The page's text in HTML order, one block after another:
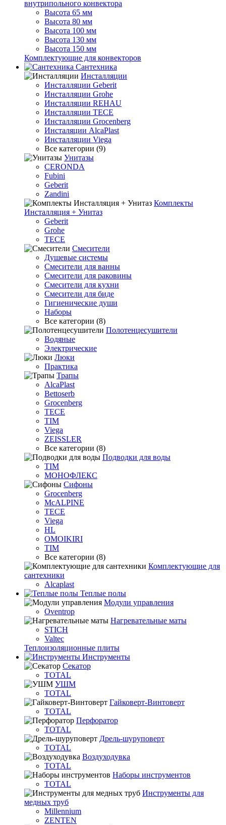
внутрипольного конвектора
Высота 65 мм
Высота 80 мм
Высота 100 мм
Высота 130 мм
Высота 150 мм
Комплектующие для конвекторов
Сантехника
Инсталляции
Инсталляции Geberit
Инсталляции Grohe
Инсталляции REHAU
Инсталляции TECE
Инсталляции Grocenberg
Инсталяции AlcaPlast
Инсталляции Viega
Все категории (9)
Унитазы
CERONDA
Fubini
Geberit
Zandini
Комплекты
Инсталляция + Унитаз
Geberit
Grohe
TECE
Смесители
Душевые системы
Смесители для ванны
Смесители для раковины
Смесители для кухни
Смесители для биде
Гигиенические души
Наборы
Все категории (8)
Полотенцесушители
Водяные
Электрические
Люки
Практика
Трапы
AlcaPlast
Bettoserb
Grocenberg
TECE
TIM
Viega
ZEISSLER
Все категории (8)
Подводки для воды
TIM
МОНОФЛЕКС
Сифоны
Grocenberg
McALPINE
TECE
Viega
HL
OMOIKIRI
TIM
Все категории (8)
Комплектующие для
сантехники
Alcaplast
Теплые полы
Модули управления
Oventrop
Нагревательные маты
STICH
Valtec
Теплоизоляционные плиты
Инструменты
Секатор
TOTAL
УШМ
TOTAL
Гайковерт-Винтоверт
TOTAL
Перфоратор
TOTAL
Дрель-шуруповерт
TOTAL
Воздуходувка
TOTAL
Наборы инструментов
TOTAL
Инструменты для
медных труб
Millennium
ZENTEN